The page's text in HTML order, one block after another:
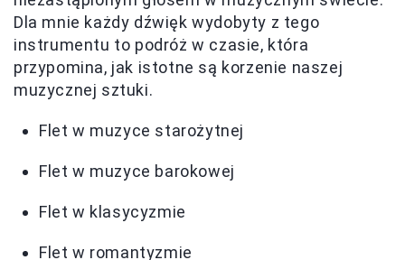
Dla mnie każdy dźwięk wydobyty z tego
instrumentu to podróż w czasie, która
przypomina, jak istotne są korzenie naszej
muzycznej sztuki.
Flet w muzyce starożytnej
Flet w muzyce barokowej
Flet w klasycyzmie
Flet w romantyzmie